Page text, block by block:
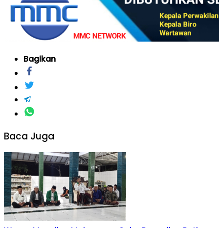
Bagikan
Baca Juga